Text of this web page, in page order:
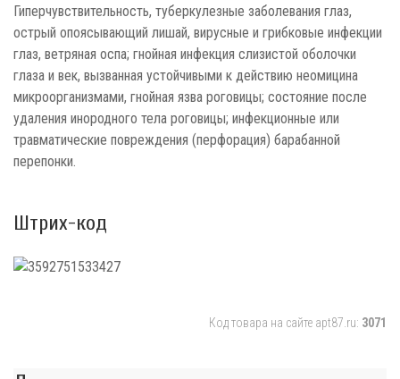
Гиперчувствительность, туберкулезные заболевания глаз,
острый опоясывающий лишай, вирусные и грибковые инфекции
глаз, ветряная оспа; гнойная инфекция слизистой оболочки
глаза и век, вызванная устойчивыми к действию неомицина
микроорганизмами, гнойная язва роговицы; состояние после
удаления инородного тела роговицы; инфекционные или
травматические повреждения (перфорация) барабанной
перепонки.
Штрих-код
Код товара на сайте apt87.ru: 3071